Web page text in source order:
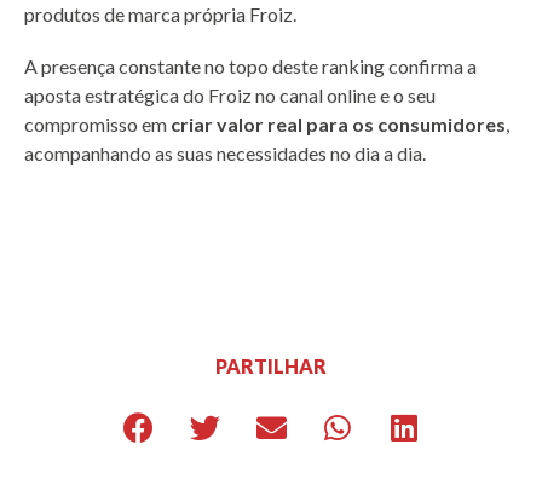
produtos de marca própria Froiz.
A presença constante no topo deste ranking confirma a
aposta estratégica do Froiz no canal online e o seu
compromisso em criar valor real para os consumidores,
acompanhando as suas necessidades no dia a dia.
PARTILHAR